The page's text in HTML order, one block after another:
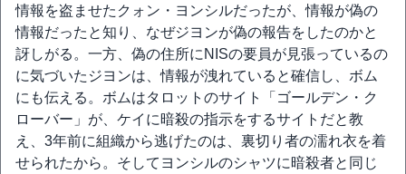
情報を盗ませたクォン・ヨンシルだったが、情報が偽の
情報だったと知り、なぜジヨンが偽の報告をしたのかと
訝しがる。一方、偽の住所にNISの要員が見張っているの
に気づいたジヨンは、情報が洩れていると確信し、ボム
にも伝える。ボムはタロットのサイト「ゴールデン・ク
ローバー」が、ケイに暗殺の指示をするサイトだと教
え、3年前に組織から逃げたのは、裏切り者の濡れ衣を着
せられたから。そしてヨンシルのシャツに暗殺者と同じ